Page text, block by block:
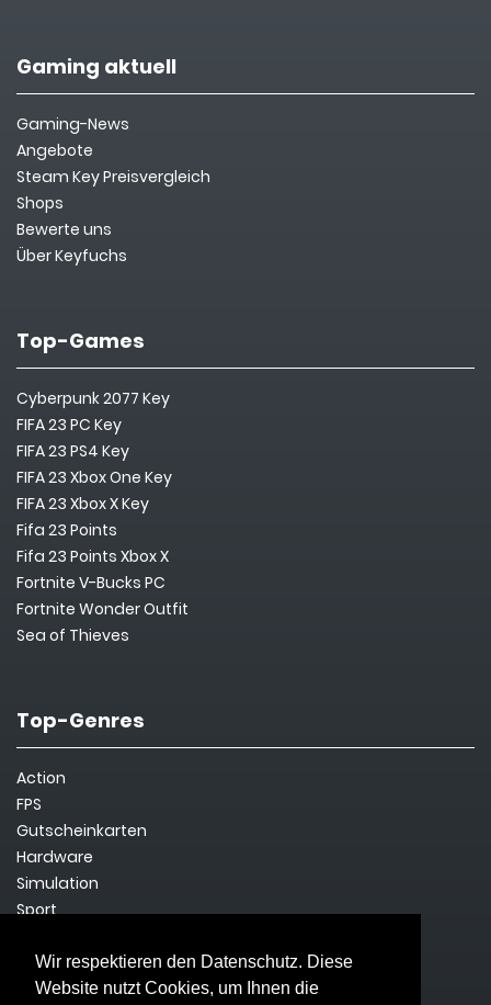
Wir respektieren den Datenschutz. Diese
Website nutzt Cookies, um Ihnen die
Gaming aktuell
Gaming-News
Angebote
Steam Key Preisvergleich
Shops
Bewerte uns
Über Keyfuchs
Top-Games
Cyberpunk 2077 Key
FIFA 23 PC Key
FIFA 23 PS4 Key
FIFA 23 Xbox One Key
FIFA 23 Xbox X Key
Fifa 23 Points
Fifa 23 Points Xbox X
Fortnite V-Bucks PC
Fortnite Wonder Outfit
Sea of Thieves
Top-Genres
Action
FPS
Gutscheinkarten
Hardware
Simulation
Sport
Survival